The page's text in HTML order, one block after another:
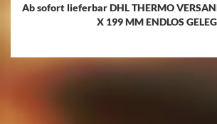
Ab sofort lieferbar DHL THERMO
X 199 MM ENDLOS